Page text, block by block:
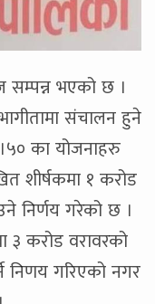
भएको छ ।
संचालन हुने
का योजनाहरु
शीर्षकमा १ करोड
निर्णय गरेको छ ।
३ करोड वरावरको
निणय गरिएको नगर